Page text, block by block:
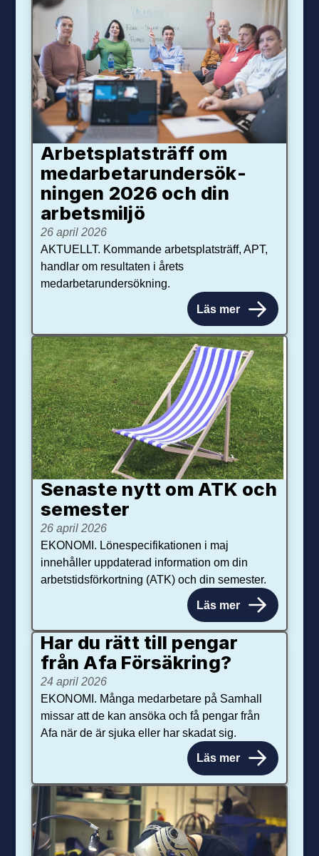
Arbetsplats­träff om
med­arbetar­under­sök­
ningen 2026 och din
arbets­miljö
26 april 2026
AKTUELLT. Kommande arbetsplatsträff, APT,
handlar om resultaten i årets
medarbetarundersökning.
Läs mer
Senaste nytt om ATK och
se­mester
26 april 2026
EKONOMI. Lönespecifikationen i maj
innehåller uppdaterad information om din
arbetstidsförkortning (ATK) och din semester.
Läs mer
Har du rätt till pengar
från Afa Försäkring?
24 april 2026
EKONOMI. Många medarbetare på Samhall
missar att de kan ansöka och få pengar från
Afa när de är sjuka eller har skadat sig.
Läs mer